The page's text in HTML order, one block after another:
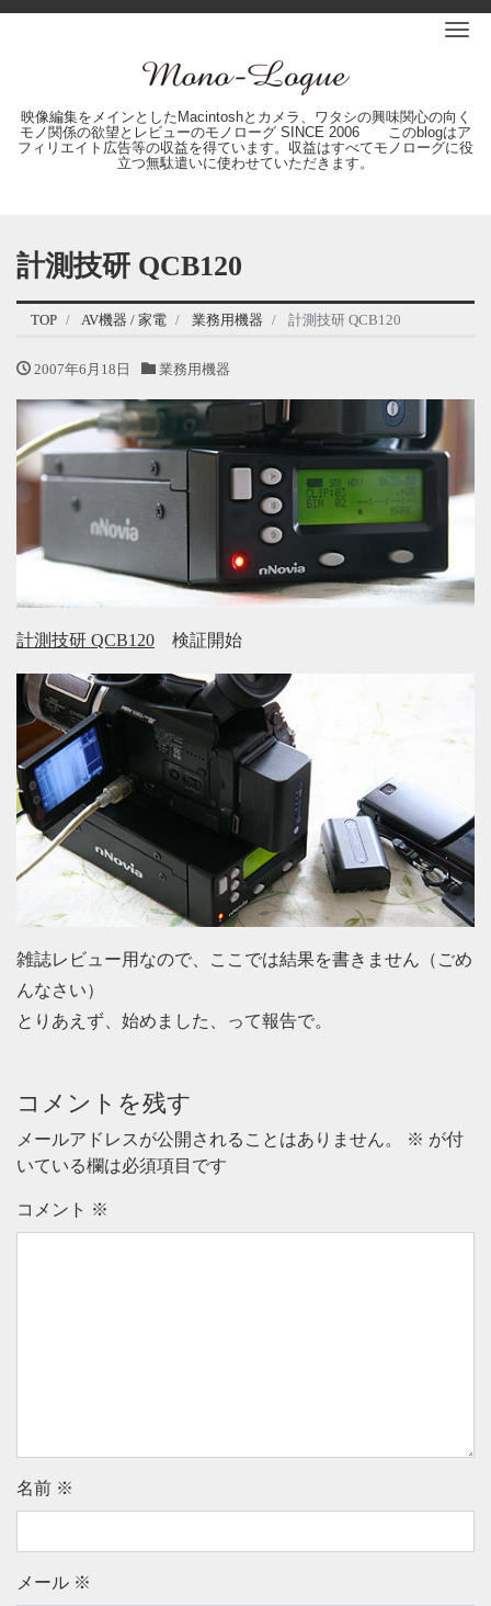
映像編集をメインとしたMacintoshとカメラ、ワタシの興味関心の向く
モノ関係の欲望とレビューのモノローグ SINCE 2006 このblogはア
フィリエイト広告等の収益を得ています。収益はすべてモノローグに役
立つ無駄遣いに使わせていただきます。
計測技研 QCB120
TOP AV機器 / 家電 業務用機器 計測技研 QCB120
2007年6月18日 業務用機器
計測技研 QCB120 検証開始
雑誌レビュー用なので、ここでは結果を書きません（ごめ
んなさい）
とりあえず、始めました、って報告で。
コメントを残す
メールアドレスが公開されることはありません。 ※ が付
いている欄は必須項目です
コメント ※
名前 ※
メール ※